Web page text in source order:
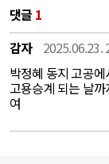
댓글 1
감자
2025.06.23.
박정혜 동지 고공
고용승계 되는 날
여